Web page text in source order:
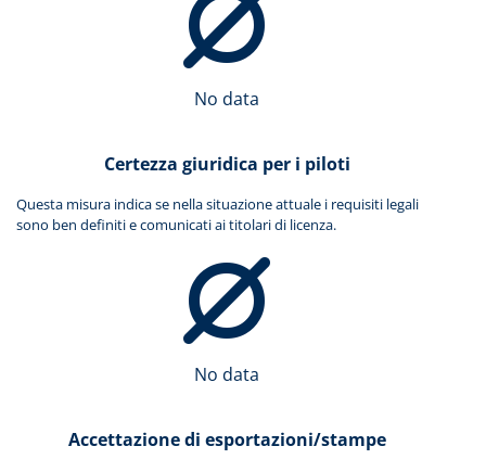
No data
Certezza giuridica per i piloti
Questa misura indica se nella situazione attuale i requisiti legali
sono ben definiti e comunicati ai titolari di licenza.
No data
Accettazione di esportazioni/stampe